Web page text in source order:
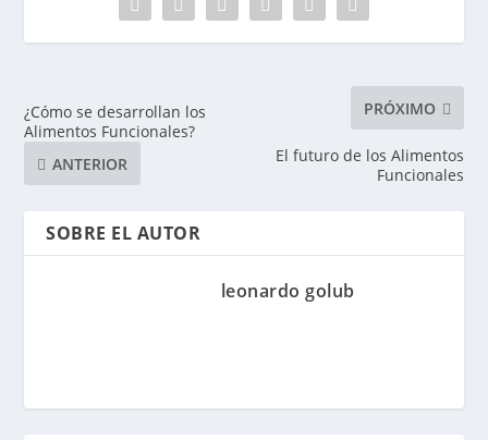
¿Cómo se desarrollan los
Alimentos Funcionales?
ANTERIOR
PRÓXIMO
El futuro de los Alimentos
Funcionales
SOBRE EL AUTOR
leonardo golub